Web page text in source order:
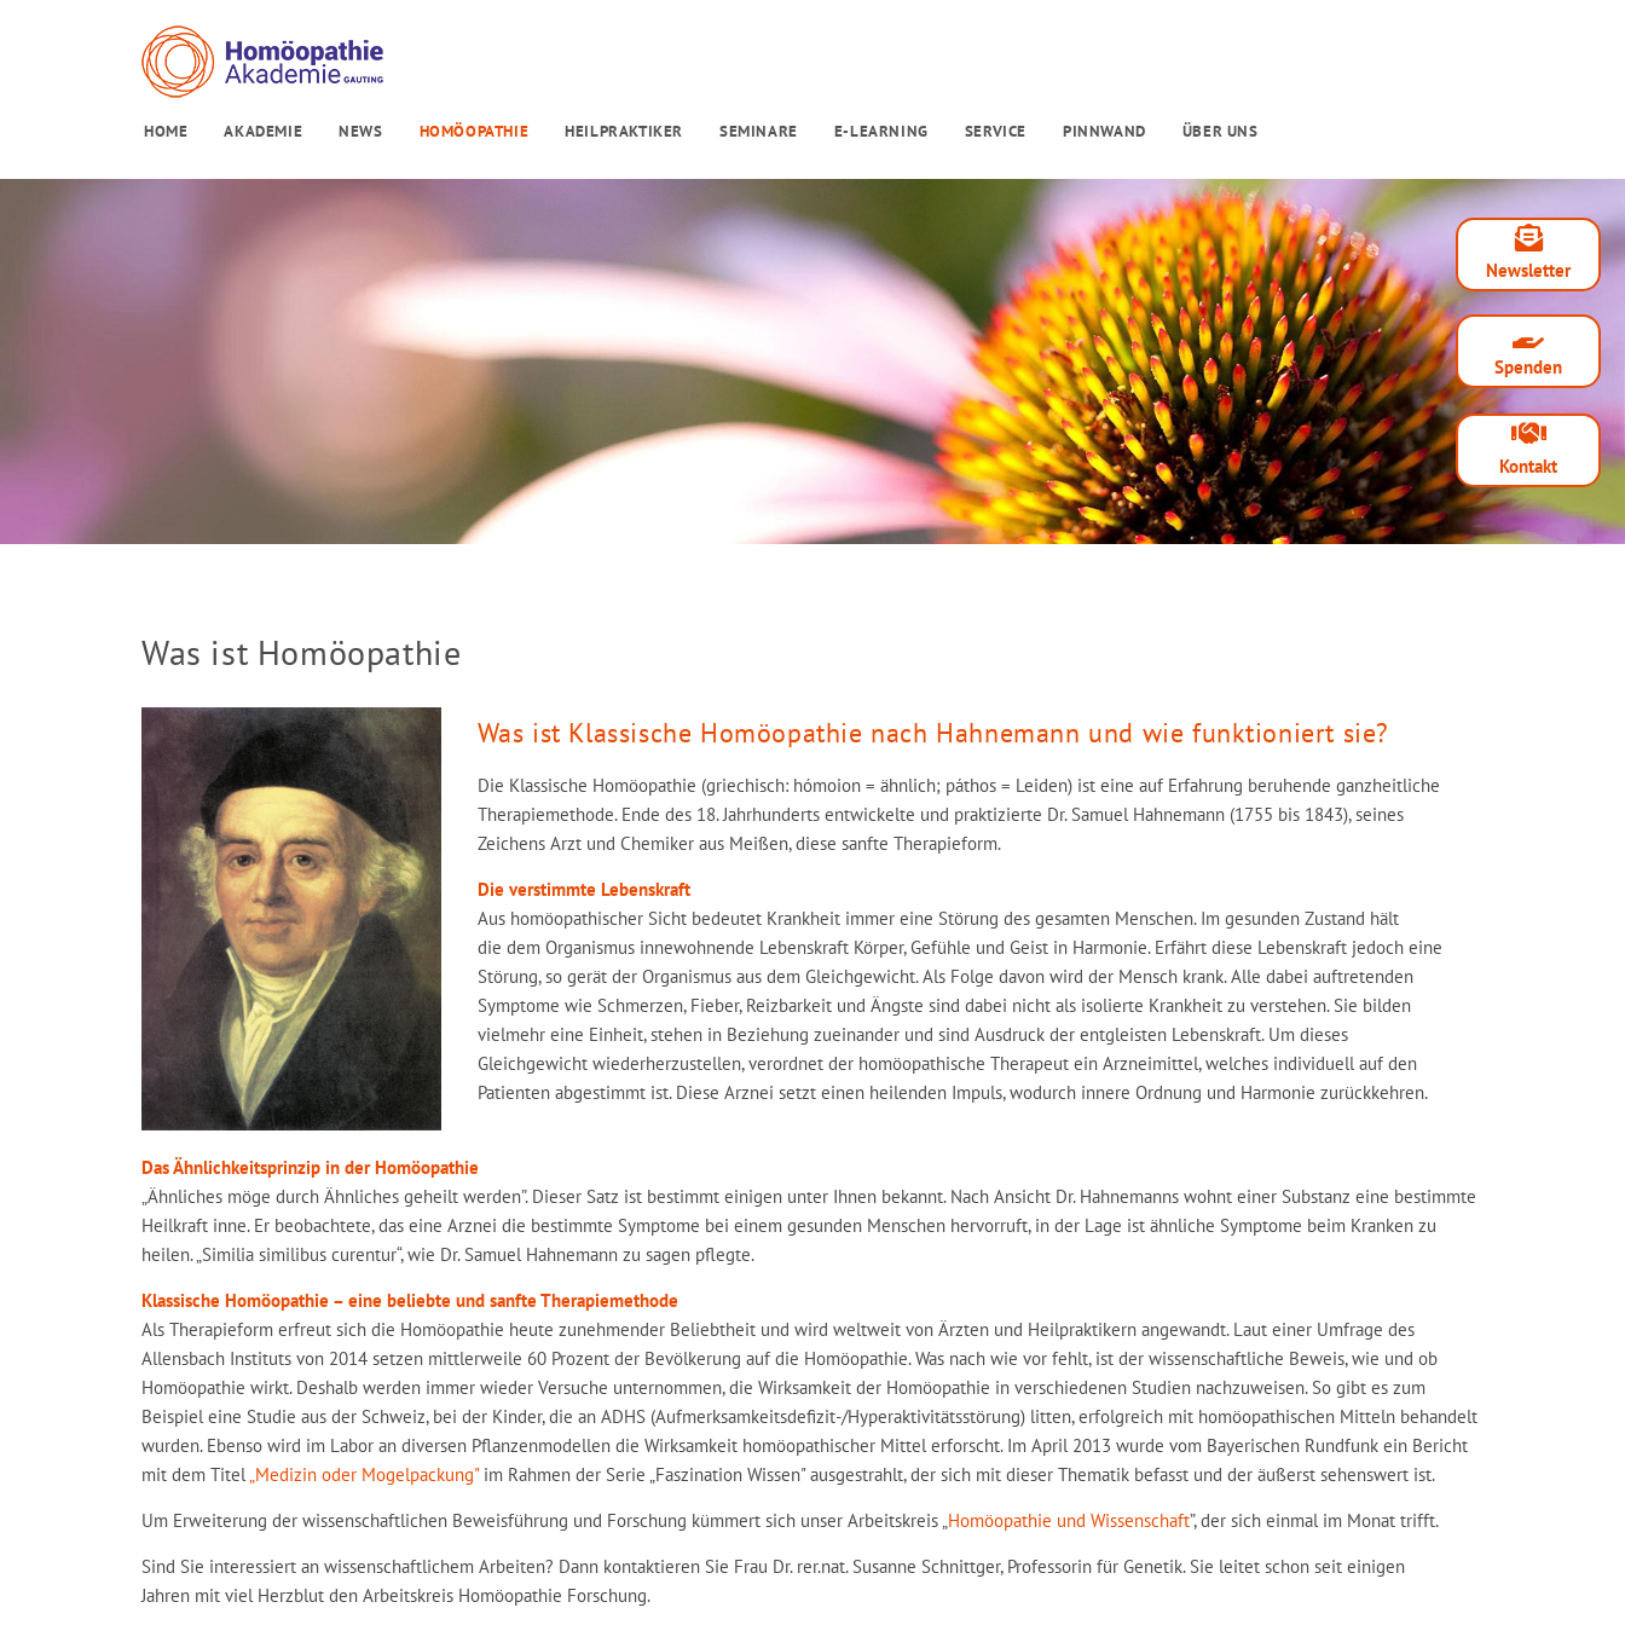
HOME AKADEMIE NEWS HOMÖOPATHIE HEILPRAKTIKER SEMINARE E-LEARNING SERVICE PINNWAND ÜBER UNS
Newsletter
Spenden
Kontakt
Was ist Homöopathie
Was ist Klassische Homöopathie nach Hahnemann und wie funktioniert sie?
Die Klassische Homöopathie (griechisch: hómoion = ähnlich; páthos = Leiden) ist eine auf Erfahrung beruhende ganzheitliche
Therapiemethode. Ende des 18. Jahrhunderts entwickelte und praktizierte Dr. Samuel Hahnemann (1755 bis 1843), seines
Zeichens Arzt und Chemiker aus Meißen, diese sanfte Therapieform.
Die verstimmte Lebenskraft
Aus homöopathischer Sicht bedeutet Krankheit immer eine Störung des gesamten Menschen. Im gesunden Zustand hält
die dem Organismus innewohnende Lebenskraft Körper, Gefühle und Geist in Harmonie. Erfährt diese Lebenskraft jedoch eine
Störung, so gerät der Organismus aus dem Gleichgewicht. Als Folge davon wird der Mensch krank. Alle dabei auftretenden
Symptome wie Schmerzen, Fieber, Reizbarkeit und Ängste sind dabei nicht als isolierte Krankheit zu verstehen. Sie bilden
vielmehr eine Einheit, stehen in Beziehung zueinander und sind Ausdruck der entgleisten Lebenskraft. Um dieses
Gleichgewicht wiederherzustellen, verordnet der homöopathische Therapeut ein Arzneimittel, welches individuell auf den
Patienten abgestimmt ist. Diese Arznei setzt einen heilenden Impuls, wodurch innere Ordnung und Harmonie zurückkehren.
Das Ähnlichkeitsprinzip in der Homöopathie
„Ähnliches möge durch Ähnliches geheilt werden”. Dieser Satz ist bestimmt einigen unter Ihnen bekannt. Nach Ansicht Dr. Hahnemanns wohnt einer Substanz eine bestimmte
Heilkraft inne. Er beobachtete, das eine Arznei die bestimmte Symptome bei einem gesunden Menschen hervorruft, in der Lage ist ähnliche Symptome beim Kranken zu
heilen. „Similia similibus curentur“, wie Dr. Samuel Hahnemann zu sagen pflegte.
Klassische Homöopathie – eine beliebte und sanfte Therapiemethode
Als Therapieform erfreut sich die Homöopathie heute zunehmender Beliebtheit und wird weltweit von Ärzten und Heilpraktikern angewandt. Laut einer Umfrage des
Allensbach Instituts von 2014 setzen mittlerweile 60 Prozent der Bevölkerung auf die Homöopathie. Was nach wie vor fehlt, ist der wissenschaftliche Beweis, wie und ob
Homöopathie wirkt. Deshalb werden immer wieder Versuche unternommen, die Wirksamkeit der Homöopathie in verschiedenen Studien nachzuweisen. So gibt es zum
Beispiel eine Studie aus der Schweiz, bei der Kinder, die an ADHS (Aufmerksamkeitsdefizit-/Hyperaktivitätsstörung) litten, erfolgreich mit homöopathischen Mitteln behandelt
wurden. Ebenso wird im Labor an diversen Pflanzenmodellen die Wirksamkeit homöopathischer Mittel erforscht. Im April 2013 wurde vom Bayerischen Rundfunk ein Bericht
mit dem Titel„Medizin oder Mogelpackung"im Rahmen der Serie „Faszination Wissen" ausgestrahlt, der sich mit dieser Thematik befasst und der äußerst sehenswert ist.
Um Erweiterung der wissenschaftlichen Beweisführung und Forschung kümmert sich unser Arbeitskreis „Homöopathie und Wissenschaft”, der sich einmal im Monat trifft.
Sind Sie interessiert an wissenschaftlichem Arbeiten? Dann kontaktieren Sie Frau Dr. rer.nat. Susanne Schnittger, Professorin für Genetik. Sie leitet schon seit einigen
Jahren mit viel Herzblut den Arbeitskreis Homöopathie Forschung.